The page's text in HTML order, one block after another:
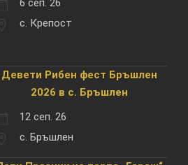
6 сеп. 26
с. Крепост
Девети Рибен фест Бръшлен
2026 в с. Бръшлен
12 сеп. 26
с. Бръшлен